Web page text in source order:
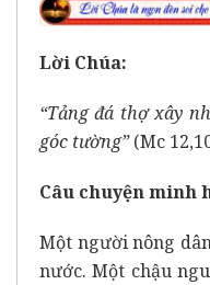
Lời Chúa:
“Tảng đá thợ xây
góc tường”(Mc
Câu chuyện minh
Một người nông
nước. Một chậu